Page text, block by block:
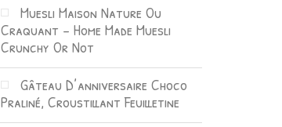
Muesli Maison Nature Ou
Craquant – Home Made Muesli
Crunchy Or Not
Gâteau D’anniversaire Choco
Praliné, Croustillant Feuilletine